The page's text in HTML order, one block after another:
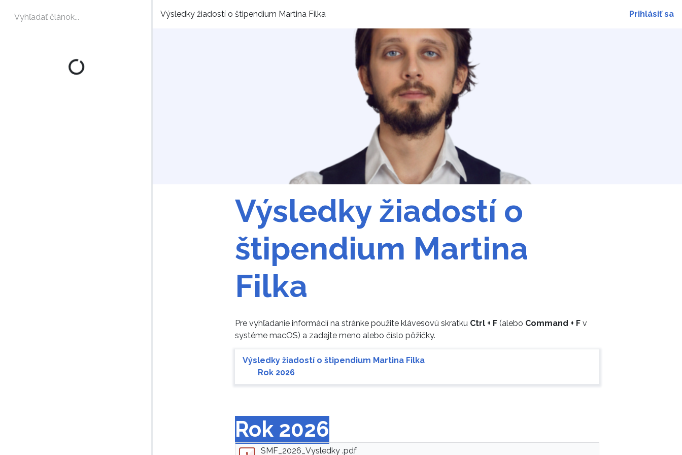
Výsledky žiadostí o štipendium Martina Filka Prihlásiť sa
Výsledky žiadostí o
štipendium Martina
Filka
Pre vyhľadanie informácií na stránke použite klávesovú skratku Ctrl + F (alebo Command + F v
systéme macOS) a zadajte meno alebo číslo pôžičky.
Výsledky žiadostí o štipendium Martina Filka
Rok 2026
Rok 2026
SMF_2026_Vysledky .pdf